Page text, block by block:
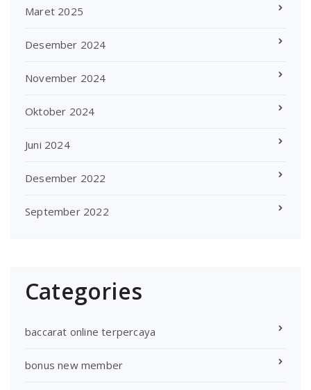
Maret 2025
Desember 2024
November 2024
Oktober 2024
Juni 2024
Desember 2022
September 2022
Categories
baccarat online terpercaya
bonus new member